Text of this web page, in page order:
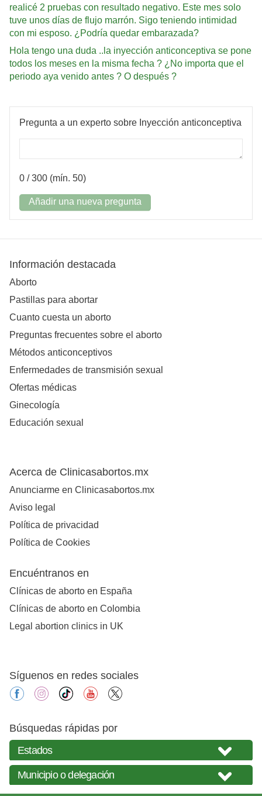
realicé 2 pruebas con resultado negativo. Este mes solo
tuve unos días de flujo marrón. Sigo teniendo intimidad
con mi esposo. ¿Podría quedar embarazada?
Hola tengo una duda ..la inyección anticonceptiva se pone
todos los meses en la misma fecha ? ¿No importa que el
periodo aya venido antes ? O después ?
Pregunta a un experto sobre Inyección anticonceptiva
0 / 300 (mín. 50)
Añadir una nueva pregunta
Información destacada
Aborto
Pastillas para abortar
Cuanto cuesta un aborto
Preguntas frecuentes sobre el aborto
Métodos anticonceptivos
Enfermedades de transmisión sexual
Ofertas médicas
Ginecología
Educación sexual
Acerca de Clinicasabortos.mx
Anunciarme en Clinicasabortos.mx
Aviso legal
Política de privacidad
Política de Cookies
Encuéntranos en
Clínicas de aborto en España
Clínicas de aborto en Colombia
Legal abortion clinics in UK
Síguenos en redes sociales
facebookinstagram
tiktok youtube
Búsquedas rápidas por